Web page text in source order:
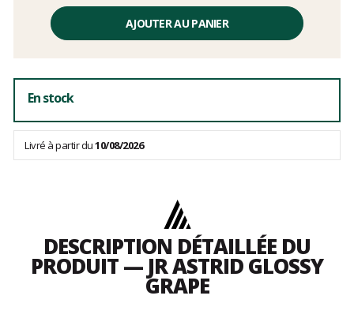
unitaire,
AJOUTER AU PANIER
En stock
Livré à partir du10/08/2026
DESCRIPTION DÉTAILLÉE DU
PRODUIT — JR ASTRID GLOSSY
GRAPE